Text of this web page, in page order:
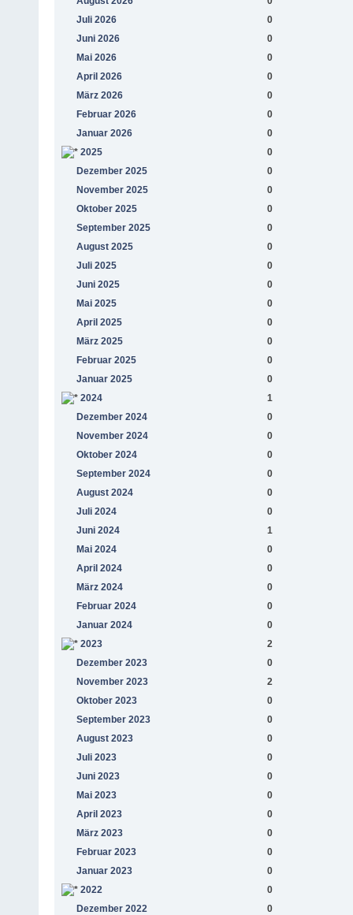
Juli 2026
0
Juni 2026
0
Mai 2026
0
April 2026
0
März 2026
0
Februar 2026
0
Januar 2026
0
2025
0
Dezember 2025
0
November 2025
0
Oktober 2025
0
September 2025
0
August 2025
0
Juli 2025
0
Juni 2025
0
Mai 2025
0
April 2025
0
März 2025
0
Februar 2025
0
Januar 2025
0
2024
1
Dezember 2024
0
November 2024
0
Oktober 2024
0
September 2024
0
August 2024
0
Juli 2024
0
Juni 2024
1
Mai 2024
0
April 2024
0
März 2024
0
Februar 2024
0
Januar 2024
0
2023
2
Dezember 2023
0
November 2023
2
Oktober 2023
0
September 2023
0
August 2023
0
Juli 2023
0
Juni 2023
0
Mai 2023
0
April 2023
0
März 2023
0
Februar 2023
0
Januar 2023
0
2022
0
Dezember 2022
0